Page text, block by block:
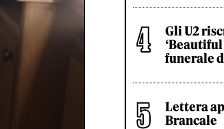
Gli U2
‘Beautiful
funerale
Lettera
Brancale